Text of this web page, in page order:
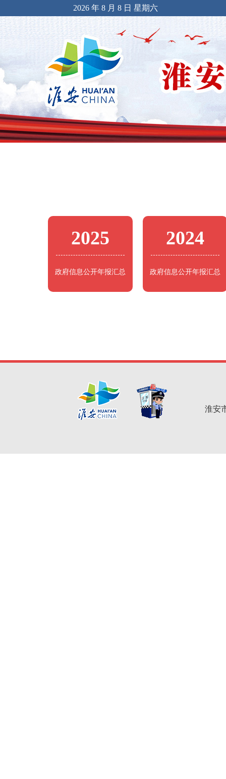
2026 年 8 月 8 日 星期六
2025
政府信息公开年报汇总
2024
政府信息公开年报汇总
淮安